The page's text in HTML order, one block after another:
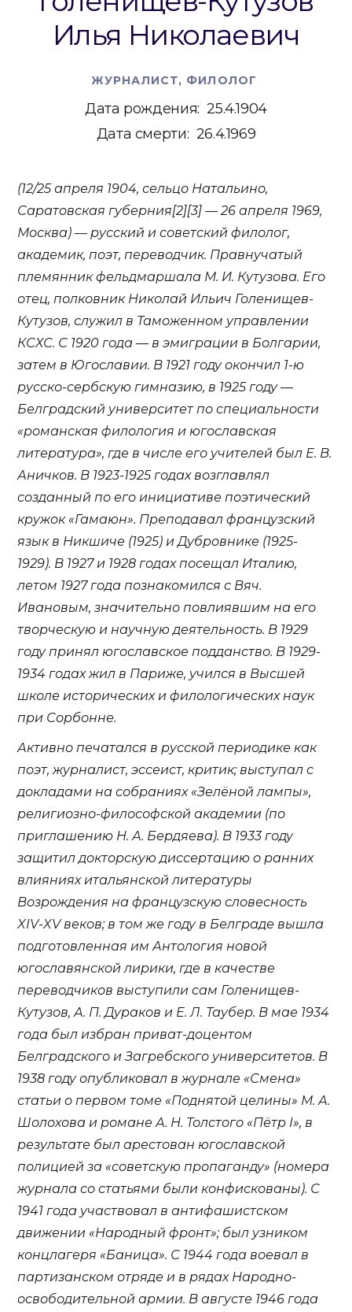
Илья Николаевич
ЖУРНАЛИСТ ФИЛОЛОГ
Дата рождения:25.4.1904
Дата смерти: 26.4.1969
(12/25 апреля 1904, сельцо Натальино,
Саратовская губерния[2][3] — 26 апреля 1969,
Москва) — русский и советский филолог,
академик, поэт, переводчик. Правнучатый
племянник фельдмаршала М. И. Кутузова. Его
отец, полковник Николай Ильич Голенищев-
Кутузов, служил в Таможенном управлении
КСХС. С 1920 года — в эмиграции в Болгарии,
затем в Югославии. В 1921 году окончил 1-ю
русско-сербскую гимназию, в 1925 году —
Белградский университет по специальности
«романская филология и югославская
литература», где в числе его учителей был Е. В.
Аничков. В 1923-1925 годах возглавлял
созданный по его инициативе поэтический
кружок «Гамаюн». Преподавал французский
язык в Никшиче (1925) и Дубровнике (1925-
1929). В 1927 и 1928 годах посещал Италию,
летом 1927 года познакомился с Вяч.
Ивановым, значительно повлиявшим на его
творческую и научную деятельность. В 1929
году принял югославское подданство. В 1929-
1934 годах жил в Париже, учился в Высшей
школе исторических и филологических наук
при Сорбонне.
Активно печатался в русской периодике как
поэт, журналист, эссеист, критик; выступал с
докладами на собраниях «Зелёной лампы»,
религиозно-философской академии (по
приглашению Н. А. Бердяева). В 1933 году
защитил докторскую диссертацию о ранних
влияниях итальянской литературы
Возрождения на французскую словесность
XIV-XV веков; в том же году в Белграде вышла
подготовленная им Антология новой
югославянской лирики, где в качестве
переводчиков выступили сам Голенищев-
Кутузов, А. П. Дураков и Е. Л. Таубер. В мае 1934
года был избран приват-доцентом
Белградского и Загребского университетов. В
1938 году опубликовал в журнале «Смена»
статьи о первом томе «Поднятой целины» М. А.
Шолохова и романе А. Н. Толстого «Пётр I», в
результате был арестован югославской
полицией за «советскую пропаганду» (номера
журнала со статьями были конфискованы). С
1941 года участвовал в антифашистском
движении «Народный фронт»; был узником
концлагеря «Баница». С 1944 года воевал в
партизанском отряде и в рядах Народно-
освободительной армии. В августе 1946 года